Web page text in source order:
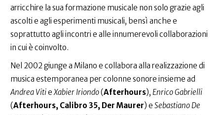
arricchire la sua formazione musicale non solo grazie agli
ascolti e agli esperimenti musicali, bensì anche e
soprattutto agli incontri e alle innumerevoli collaborazioni
in cui è coinvolto.
Nel 2002 giunge a Milano e collabora alla realizzazione di
musica estemporanea per colonne sonore insieme ad
Andrea Vitie Xabier Iriondo(Afterhours), Enrico Gabrielli
(Afterhours, Calibro 35, Der Maurer) e Sebastiano De